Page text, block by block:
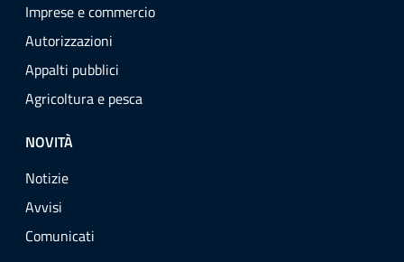
Imprese e commercio
Autorizzazioni
Appalti pubblici
Agricoltura e pesca
NOVITÀ
Notizie
Avvisi
Comunicati